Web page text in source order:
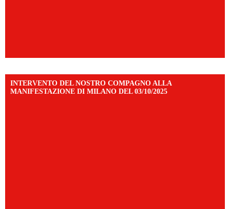
INTERVENTO DEL NOSTRO COMPAGNO ALLA
MANIFESTAZIONE DI MILANO DEL 03/10/2025